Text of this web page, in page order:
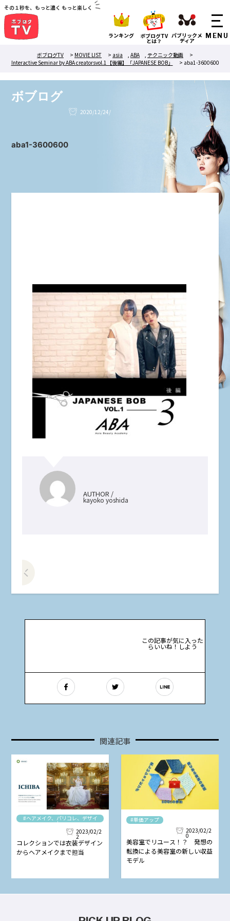
その１秒を、もっと濃く もっと楽しく
ランキング ボブログTV
とは？
パブリックメ
ディア
ボブログTV
> MOVIE LIST > asia , ABA , テクニック動画
>
Interactive Seminar by ABA creatorsvol.1【後編】「JAPANESE BOB」
> aba1-3600600
ボブログ
2020/12/24/
aba1-3600600
AUTHOR /
kayoko yoshida
この記事が気に入った
らいいね！しよう
関連記事
#ヘアメイク、パリコレ、デザイ
ナー
2023/02/2
2
コレクションでは衣装デザイン
からヘアメイクまで担当
#単価アップ
2023/02/2
0
美容室でリユース！？ 発想の
転換による美容室の新しい収益
モデル